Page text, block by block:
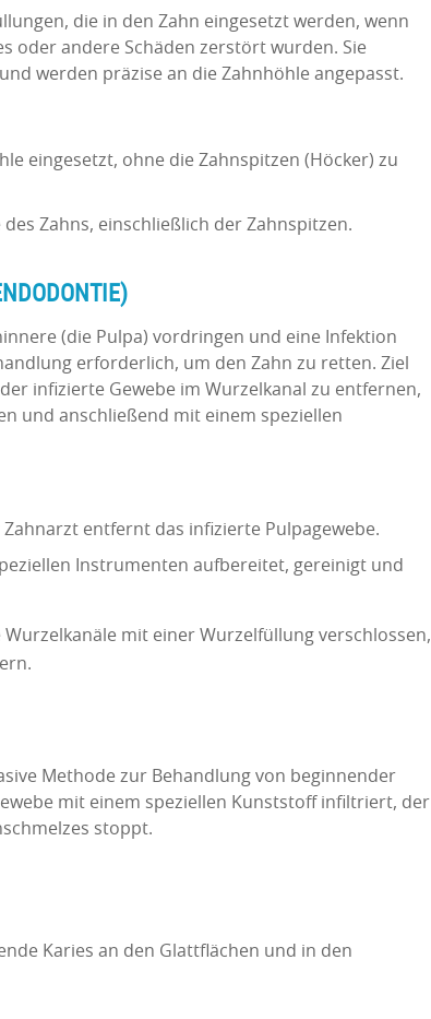
die in den Zahn eingesetzt werden, wenn
oder andere Schäden zerstört wurden. Sie
werden präzise an die Zahnhöhle angepasst.
eingesetzt, ohne die Zahnspitzen (Höcker) zu
Zahns, einschließlich der Zahnspitzen.
(die Pulpa) vordringen und eine Infektion
erforderlich, um den Zahn zu retten. Ziel
infizierte Gewebe im Wurzelkanal zu entfernen,
und anschließend mit einem speziellen
entfernt das infizierte Pulpagewebe.
Instrumenten aufbereitet, gereinigt und
mit einer Wurzelfüllung verschlossen,
Methode zur Behandlung von beginnender
mit einem speziellen Kunststoff infiltriert, der
stoppt.
Karies an den Glattflächen und in den